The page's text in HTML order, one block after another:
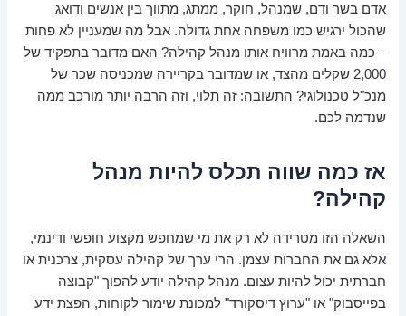
אדם בשר ודם, שמנהל, חוקר, ממתג, מתווך בין אנשים ודואג
שהכול ירגיש כמו משפחה אחת גדולה. אבל מה שמעניין לא פחות
– כמה באמת מרוויח אותו מנהל קהילה? האם מדובר בתפקיד של
2,000 שקלים מהצד, או שמדובר בקריירה שמכניסה שכר של
מנכ"ל טכנולוגי? התשובה: זה תלוי, וזה הרבה יותר מורכב ממה
שנדמה לכם.
אז כמה שווה תכלס להיות מנהל
קהילה?
השאלה הזו מטרידה לא רק את מי שמחפש מקצוע חופשי ודינמי,
אלא גם את החברות עצמן. הרי ערך של קהילה עסקית, צרכנית או
חברתית יכול להיות עצום. מנהל קהילה יודע להפוך "קבוצה
בפייסבוק" או "ערוץ דיסקורד" למכונת שימור לקוחות, הפצת ידע